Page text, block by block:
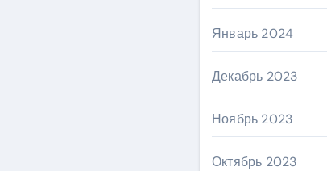
Январь 2024
Декабрь 2023
Ноябрь 2023
Октябрь 2023